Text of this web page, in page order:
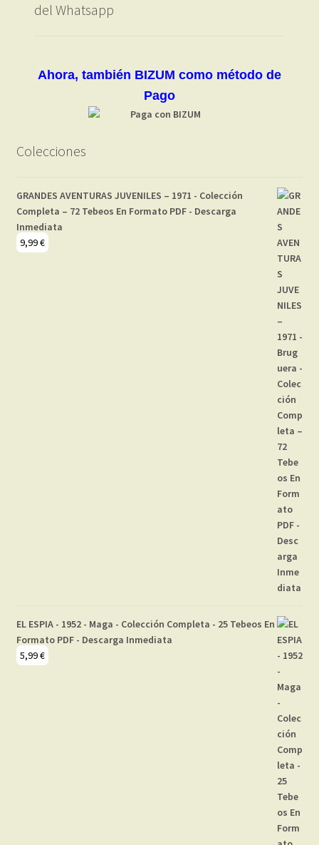
del Whatsapp
Ahora, también BIZUM como método de
Pago
Colecciones
GRANDES AVENTURAS JUVENILES – 1971 - Colección
Completa – 72 Tebeos En Formato PDF - Descarga
Inmediata
9,99€
EL ESPIA - 1952 - Maga - Colección Completa - 25 Tebeos En
Formato PDF - Descarga Inmediata
5,99€